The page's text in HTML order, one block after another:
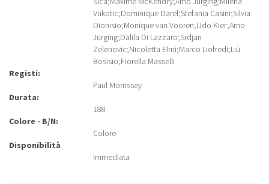
Vukotic;Dominique Darel;Stefania Casini;Silvia
Dionisio;Monique van Vooren;Udo Kier;Arno
Jürging;Dalila Di Lazzaro;Srdjan
Zelenovic;Nicoletta Elmi;Marco Liofredi;Liù
Bosisio;Fiorella Masselli
Registi:
Paul Morrissey
Durata:
188
Colore - B/N:
Colore
Disponibilità
Immediata